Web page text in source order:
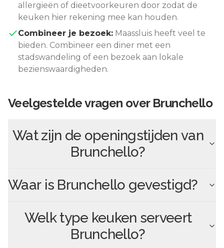
allergieën of dieetvoorkeuren door zodat de
keuken hier rekening mee kan houden.
Combineer je bezoek: Maassluis heeft veel te
bieden. Combineer een diner met een
stadswandeling of een bezoek aan lokale
bezienswaardigheden.
Veelgestelde vragen over Brunchello
Wat zijn de openingstijden van
Brunchello?
Waar is Brunchello gevestigd?
Welk type keuken serveert
Brunchello?